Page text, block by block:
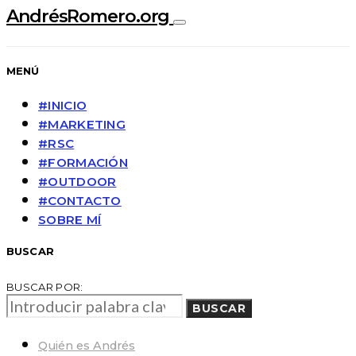
AndrésRomero.org
MENÚ
#INICIO
#MARKETING
#RSC
#FORMACIÓN
#OUTDOOR
#CONTACTO
SOBRE MÍ
BUSCAR
BUSCAR POR:
BUSCAR
Quién es Andrés